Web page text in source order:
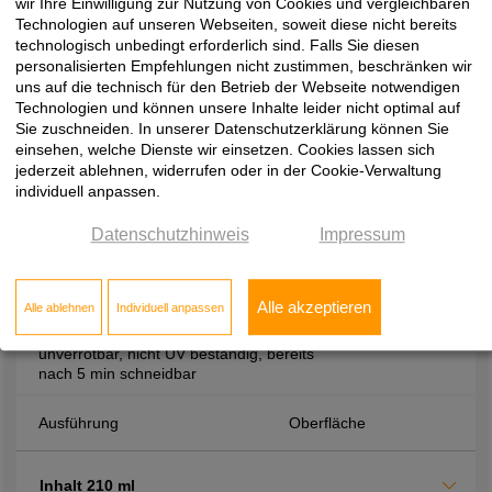
hohes Raumgewicht, beständig gegen
Verrottung, Wärme, Wasser und viele
Chemikalien
Ausführung Oberfläche
Inhalt 400 ml
Zargen, treibgasfrei, PCB und
formaldhydfrei, Alterungsbeständig,
unverrotbar, nicht UV beständig, bereits
nach 5 min schneidbar
Ausführung Oberfläche
Inhalt 210 ml
wir Ihre Einwilligung zur Nutzung von Cookies und vergleichbaren
Technologien auf unseren Webseiten, soweit diese nicht bereits
technologisch unbedingt erforderlich sind. Falls Sie diesen
personalisierten Empfehlungen nicht zustimmen, beschränken wir
uns auf die technisch für den Betrieb der Webseite notwendigen
Technologien und können unsere Inhalte leider nicht optimal auf
Sie zuschneiden. In unserer Datenschutzerklärung können Sie
einsehen, welche Dienste wir einsetzen. Cookies lassen sich
jederzeit ablehnen, widerrufen oder in der Cookie-Verwaltung
individuell anpassen.
Datenschutzhinweis Impressum
Alle ablehnen Individuell anpassen Alle akzeptieren